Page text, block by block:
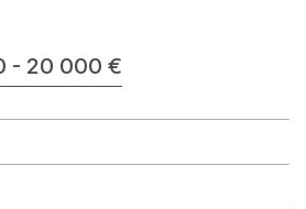
- 20 000 €